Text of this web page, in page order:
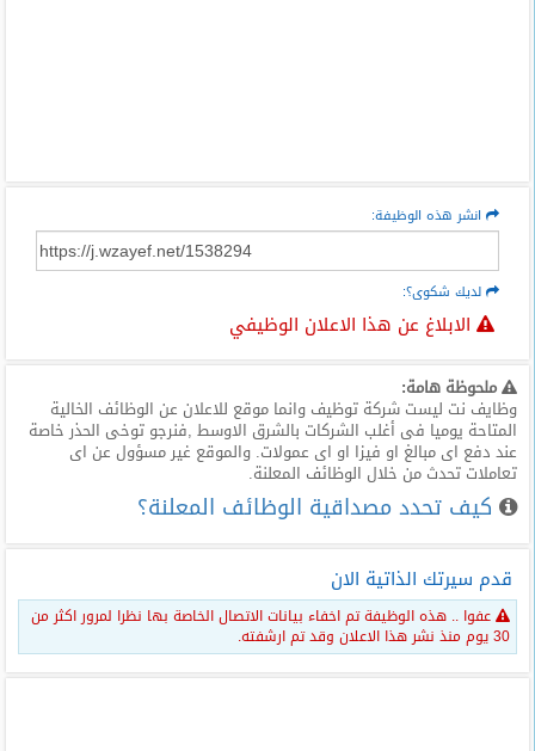
انشر هذه الوظيفة:
لديك شكوى؟:
الابلاغ عن هذا الاعلان الوظيفي
ملحوظة هامة:
وظايف نت ليست شركة توظيف وانما موقع للاعلان عن الوظائف الخالية
المتاحة يوميا فى أغلب الشركات بالشرق الاوسط ,فنرجو توخى الحذر خاصة
عند دفع اى مبالغ او فيزا او اى عمولات. والموقع غير مسؤول عن اى
تعاملات تحدث من خلال الوظائف المعلنة.
كيف تحدد مصداقية الوظائف المعلنة؟
قدم سيرتك الذاتية الان
عفوا .. هذه الوظيفة تم اخفاء بيانات الاتصال الخاصة بها نظرا لمرور اكثر من
30 يوم منذ نشر هذا الاعلان وقد تم ارشفته.